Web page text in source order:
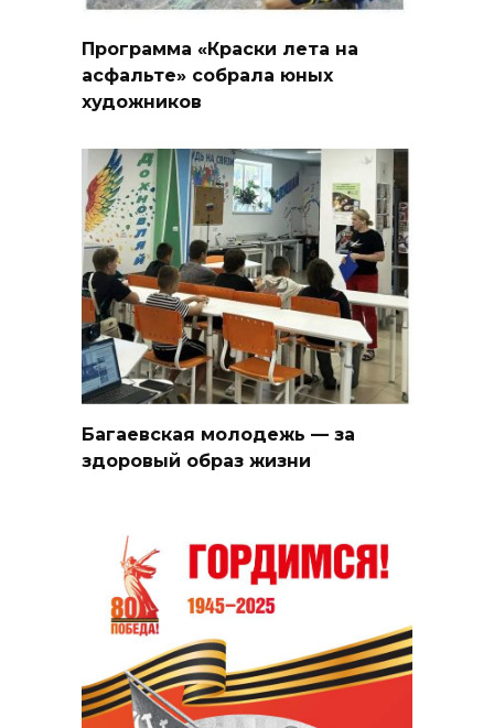
Программа «Краски лета на
асфальте» собрала юных
художников
Багаевская молодежь — за
здоровый образ жизни